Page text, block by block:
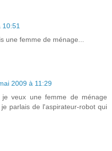
une femme de ménage...
2009 à 11:29
veux une femme de ménage
parlais de l'aspirateur-robot qui